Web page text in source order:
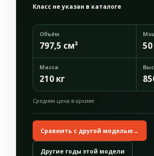
Класс не указан в каталоге
Объём
797,5 см³
Масса
210 кг
Средняя цена в архиве
Сравнить с другой моделью→
Другие годы этой модели